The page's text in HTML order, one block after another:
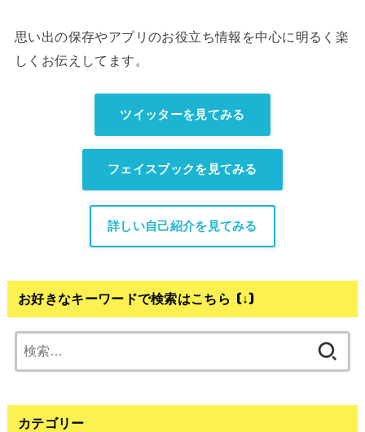
思い出の保存やアプリのお役立ち情報を中心に明るく楽
しくお伝えしてます。
ツイッターを見てみる
フェイスブックを見てみる
詳しい自己紹介を見てみる
お好きなキーワードで検索はこちら (↓)
索:
カテゴリー